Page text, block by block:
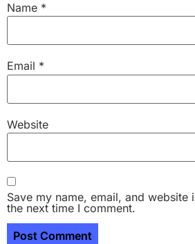
Name *
Email *
Website
Save my name, email, and
the next time I comment.